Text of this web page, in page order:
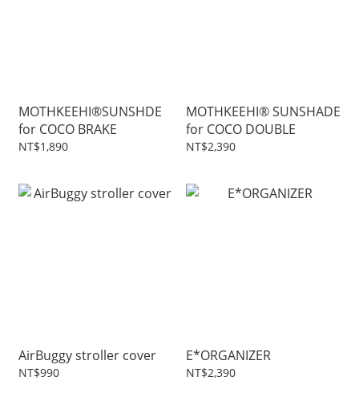
MOTHKEEHI®SUNSHDE
for COCO BRAKE
NT$1,890
MOTHKEEHI® SUNSHADE
for COCO DOUBLE
NT$2,390
AirBuggy stroller cover
NT$990
E*ORGANIZER
NT$2,390